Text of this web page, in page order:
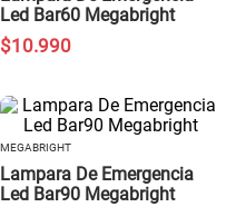
Led Bar60 Megabright
$10.990
MEGABRIGHT
Lampara De Emergencia
Led Bar90 Megabright